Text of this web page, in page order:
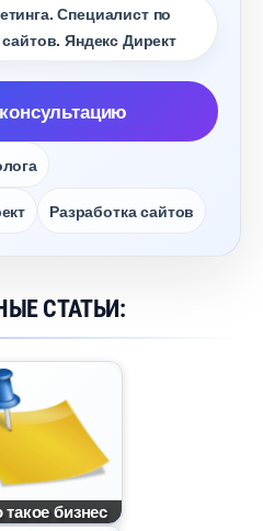
Специалист по
Яндекс Директ
Разработка сайто
СТАТЬИ:
такое бизнес